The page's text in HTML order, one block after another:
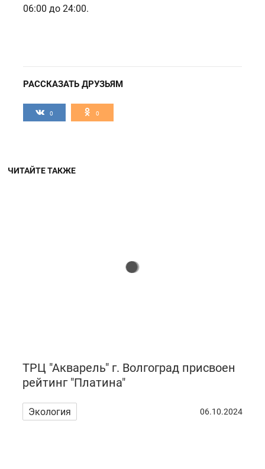
06:00 до 24:00.
РАССКАЗАТЬ ДРУЗЬЯМ
0 0
ЧИТАЙТЕ ТАКЖЕ
ТРЦ "Акварель" г. Волгоград присвоен
рейтинг "Платина"
Экология 06.10.2024